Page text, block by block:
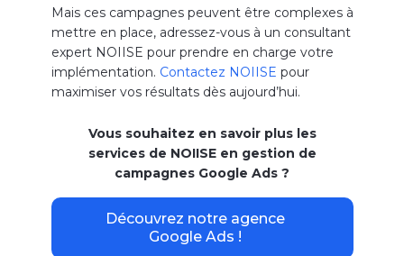
Mais ces campagnes peuvent être complexes à
mettre en place, adressez-vous à un consultant
expert NOIISE pour prendre en charge votre
implémentation. Contactez NOIISE pour
maximiser vos résultats dès aujourd’hui.
Vous souhaitez en savoir plus les
services de NOIISE en gestion de
campagnes Google Ads ?
Découvrez notre agence
Google Ads !